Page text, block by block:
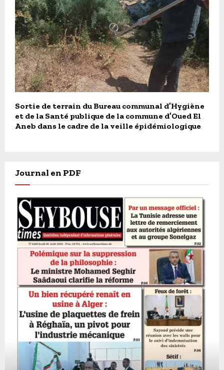
Sortie de terrain du Bureau communal d’Hygiène
et de la Santé publique de la commune d’Oued El
Aneb dans le cadre de la veille épidémiologique
Journal en PDF